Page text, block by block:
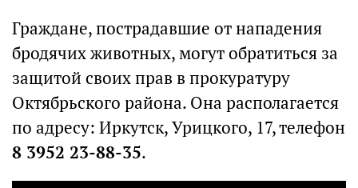
Граждане, пострадавшие от нападения
бродячих животных, могут обратиться за
защитой своих прав в прокуратуру
Октябрьского района. Она располагается
по адресу: Иркутск, Урицкого, 17, телефон
8 3952 23-88-35.